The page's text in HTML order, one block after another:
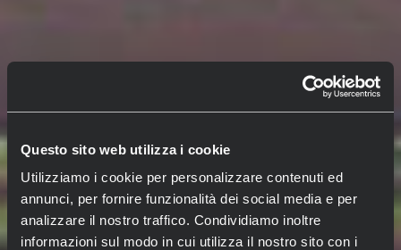
Questo sito web utilizza i cookie
Utilizziamo i cookie per personalizzare contenuti ed
annunci, per fornire funzionalità dei social media e per
analizzare il nostro traffico. Condividiamo inoltre
informazioni sul modo in cui utilizza il nostro sito con i